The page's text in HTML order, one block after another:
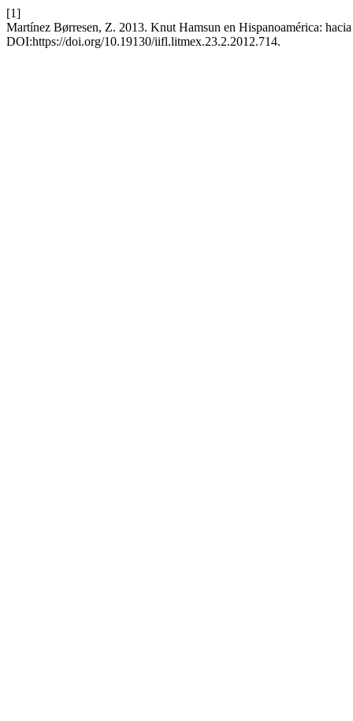
[1]
Martínez Børresen, Z. 2013. Knut Hamsun en Hispanoamérica:
DOI:https://doi.org/10.19130/iifl.litmex.23.2.2012.714.